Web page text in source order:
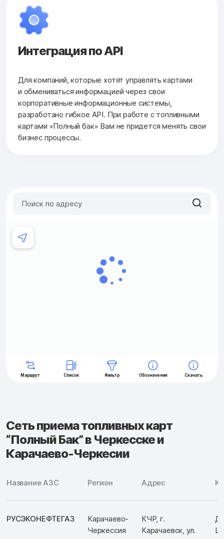
Интеграция по API
Для компаний, которые хотят управлять картами
и обмениваться информацией через свои
корпоративные информационные системы,
разработано гибкое API. При работе с топливными
картами «Полный бак» Вам не придется менять свои
бизнес процессы.
Сеть приема топливных карт
“Полный Бак” в Черкесске и
Карачаево-Черкесии
Название АЗС Регион Адрес
РУСЭКОНЕФТЕГАЗ
Карачаево-
Черкессия
КЧР, г.
Карачаевск, ул.
Д:
Ш: